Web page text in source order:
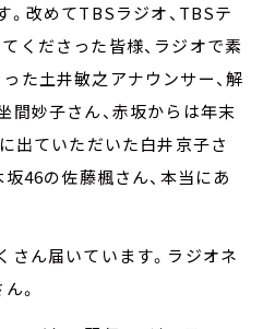
。改めてTBSラジオ、TBSテ
くださった皆様、ラジオで素
た土井敏之アナウンサー、解
間妙子さん、赤坂からは年末
出ていただいた白井京子さ
坂46の佐藤楓さん、本当にあ
さん届いています。ラジオネ
。